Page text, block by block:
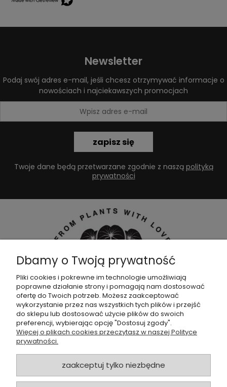
Newsletter
Podaj swój adres e-mail, jeśli chcesz otrzymywać informacje o
nowościach i najciekawszych promocjach
zapisz się
Twoje dane będą przetwarzane zgodnie z naszą polityką
prywatności
Dołącz do naszejgrupy facebookowej !
POMOC
SKLEP
Dbamy o Twoją prywatność
Pliki cookies i pokrewne im technologie umożliwiają
poprawne działanie strony i pomagają nam dostosować
ofertę do Twoich potrzeb. Możesz zaakceptować
wykorzystanie przez nas wszystkich tych plików i przejść
do sklepu lub dostosować użycie plików do swoich
preferencji, wybierając opcję "Dostosuj zgody".
Więcej o plikach cookies przeczytasz w naszej Polityce
prywatności.
zaakceptuj tylko niezbędne